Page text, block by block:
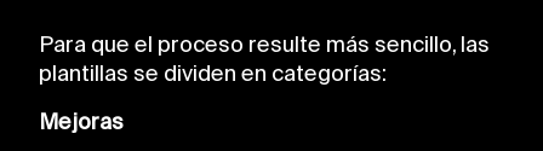
Para que el proceso resulte más sencillo, las
plantillas se dividen en categorías:
Mejoras